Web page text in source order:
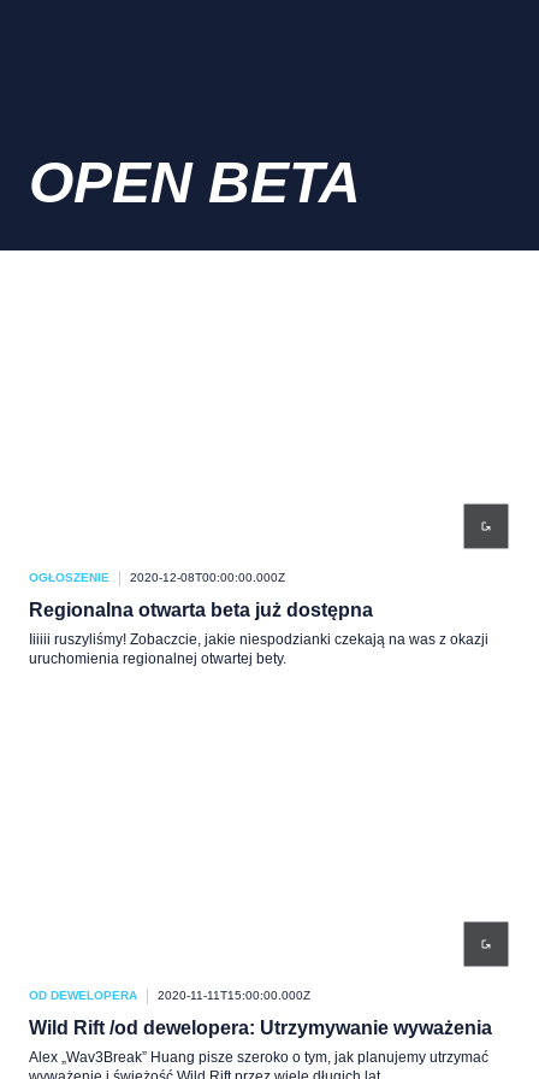
OPEN BETA
OGŁOSZENIE 2020-12-08T00:00:00.000Z
Regionalna otwarta beta już dostępna
Iiiiii ruszyliśmy! Zobaczcie, jakie niespodzianki czekają na was z okazji
uruchomienia regionalnej otwartej bety.
OD DEWELOPERA 2020-11-11T15:00:00.000Z
Wild Rift /od dewelopera: Utrzymywanie wyważenia
Alex „Wav3Break” Huang pisze szeroko o tym, jak planujemy utrzymać